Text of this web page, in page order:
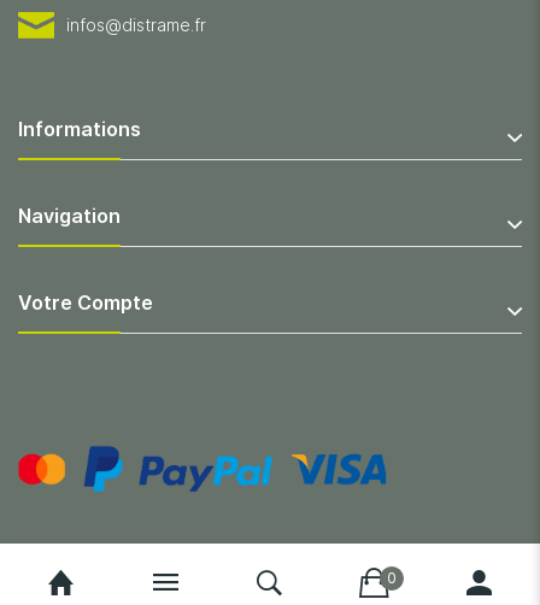
infos@distrame.fr
Informations
Navigation
Votre Compte